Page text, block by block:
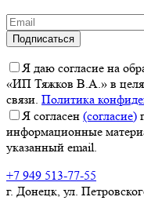
Я даю согласие на
«ИП Тяжков В.А.» в
связи. Политика
Я согласен (согласие)
информационные
указанный email.
+7 949 513-77-55
г. Донецк, ул.